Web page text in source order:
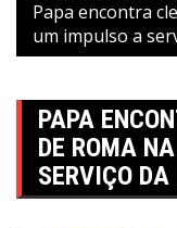
Papa encontra
um impulso a
PAPA
DE ROMA
SERVIÇO